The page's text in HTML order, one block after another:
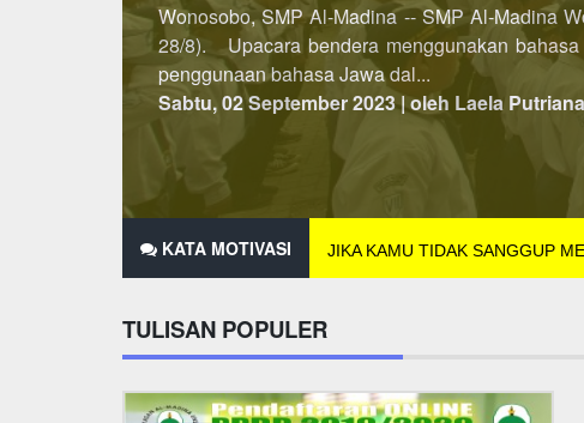
Penerimaan Siswa/Santri Baru (PSB) SMP Al-
dibuka pada semester kedua, maka untuk PSB
2021 hingga 25 Des...
Minggu, 07 November 2021 | oleh Laela
KATA MOTIVASI JIKA KAMU TIDAK SANGGUP
TULISAN POPULER